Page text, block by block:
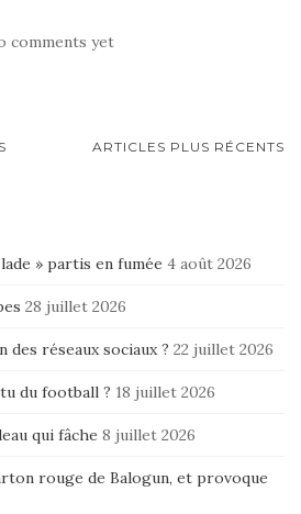
comments yet
ARTICLES PLUS RÉCENTS
» partis en fumée 4 août 2026
28 juillet 2026
des réseaux sociaux ? 22 juillet 2026
du football ? 18 juillet 2026
qui fâche 8 juillet 2026
rouge de Balogun, et provoque